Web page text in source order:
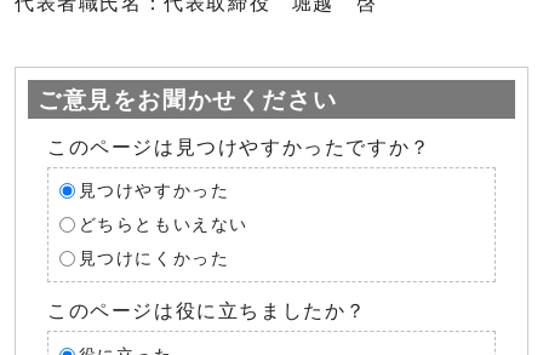
ご意見をお聞かせください
このページは見つけやすかったですか？
見つけやすかった
どちらともいえない
見つけにくかった
このページは役に立ちましたか？